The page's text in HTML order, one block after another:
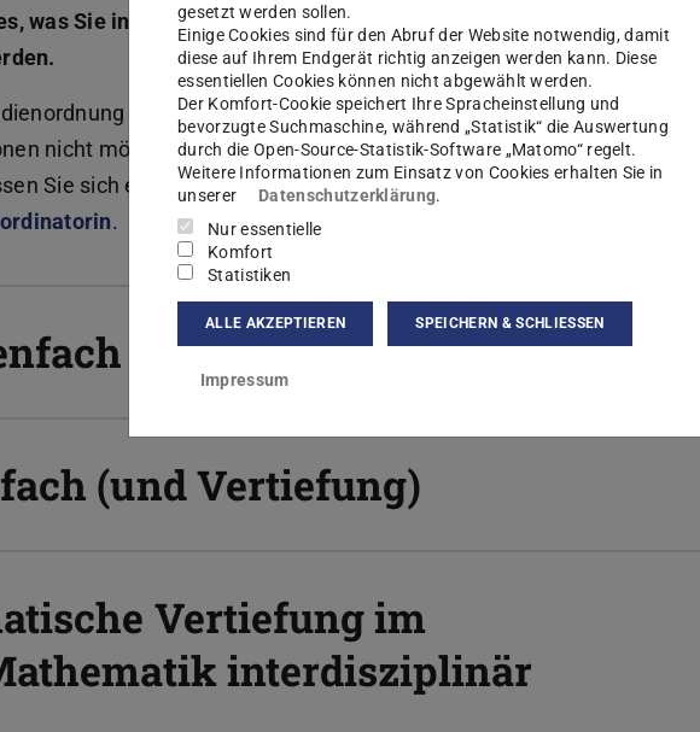
was Sie in TUCaN wählen können, kann auch in den
des Nebenfaches, kann es z.B. sein, dass
nicht möglich sind (weil sie zu große Überschneidungen
Sie sich einen
freiwilligen Prüfungsplangenehmigen
.
(und Vertiefung)
Vertiefung im
interdisziplinär
gesetzt werden sollen.
Einige Cookies sind für den Abruf der Website notwendig, damit
diese auf Ihrem Endgerät richtig anzeigen werden kann. Diese
essentiellen Cookies können nicht abgewählt werden.
Der Komfort-Cookie speichert Ihre Spracheinstellung und
bevorzugte Suchmaschine, während „Statistik“ die Auswertung
durch die Open-Source-Statistik-Software „Matomo“ regelt.
Weitere Informationen zum Einsatz von Cookies erhalten Sie in
unserer
Datenschutzerklärung.
Nur essentielle
Komfort
Statistiken
ALLE AKZEPTIEREN SPEICHERN & SCHLIESSEN
Impressum